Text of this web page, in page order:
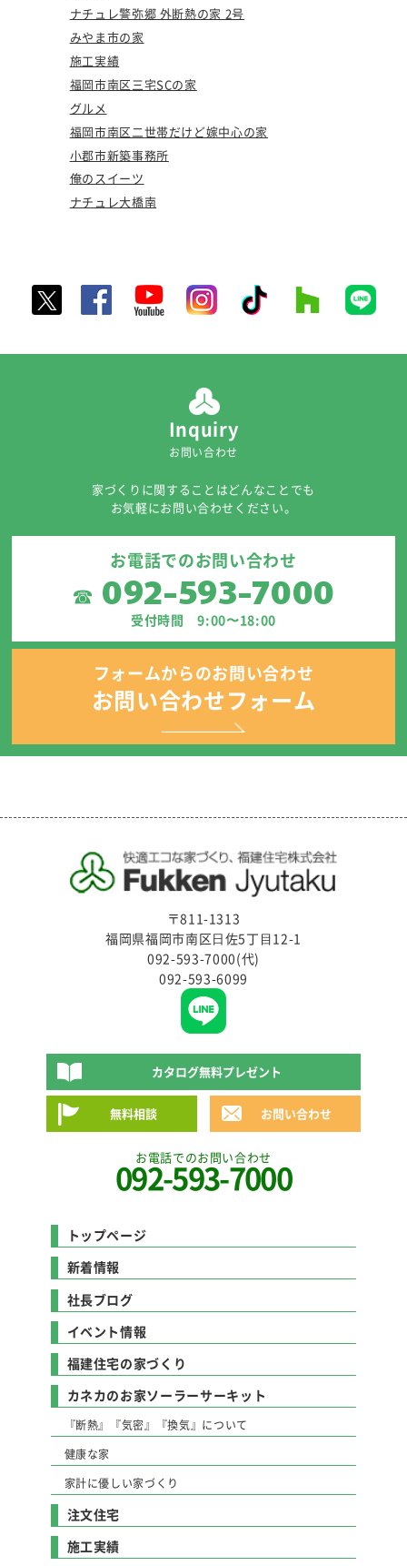
ナチュレ警弥郷 外断熱の家 2号
みやま市の家
施工実績
福岡市南区三宅SCの家
グルメ
福岡市南区二世帯だけど嫁中心の家
小郡市新築事務所
俺のスイーツ
ナチュレ大橋南
Inquiry
お問い合わせ
家づくりに関することはどんなことでも
お気軽にお問い合わせください。
お電話でのお問い合わせ
☎ 092-593-7000
受付時間 9:00〜18:00
フォームからのお問い合わせ
お問い合わせフォーム
〒811-1313
福岡県福岡市南区⽇佐5丁⽬12-1
092-593-7000(代)
092-593-6099
カタログ無料プレゼント
無料相談 お問い合わせ
お電話でのお問い合わせ
092-593-7000
トップページ
新着情報
社長ブログ
イベント情報
福建住宅の家づくり
カネカのお家ソーラーサーキット
『断熱』『気密』『換気』について
健康な家
家計に優しい家づくり
注文住宅
施工実績